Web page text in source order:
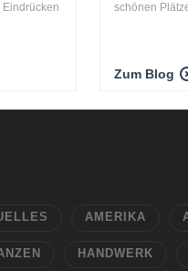
schönen
Zum Blog
AMERIKA
HANDWERK